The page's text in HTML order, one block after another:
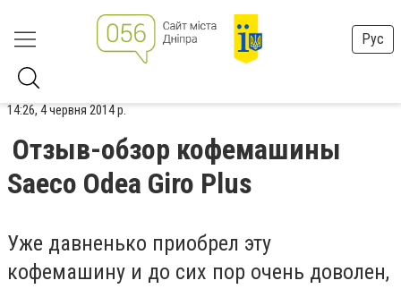
Рус
14:26, 4 червня 2014 р.
Отзыв-обзор кофемашины
Saeco Odea Giro Plus
Уже давненько приобрел эту
кофемашину и до сих пор очень доволен,